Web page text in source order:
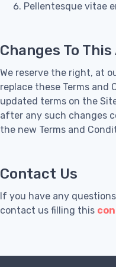
Pellentesque vitae
Changes To
We reserve the right, at
replace these Terms and
updated terms on the
after any such changes
the new Terms and
Contact Us
If you have any
contact us filling this